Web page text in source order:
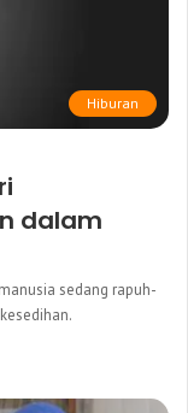
Hiburan
dalam
sedang rapuh-